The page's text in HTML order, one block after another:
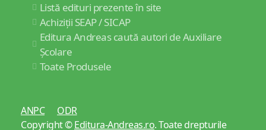
Listă edituri prezente în site
Achiziții SEAP / SICAP
Editura Andreas caută autori de Auxiliare
Școlare
Toate Produsele
ANPC
ODR
Copyright ©Editura-Andreas.ro. Toate drepturile